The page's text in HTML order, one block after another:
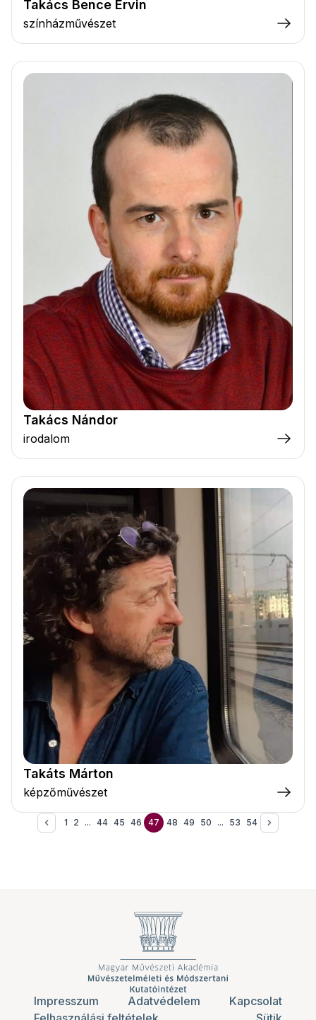
Takács Bence Ervin
színházművészet
Takács Nándor
irodalom
Takáts Márton
képzőművészet
1 2 ... 44 45 46 47 48 49 50 ... 53 54
Impresszum Adatvédelem
Kapcsolat